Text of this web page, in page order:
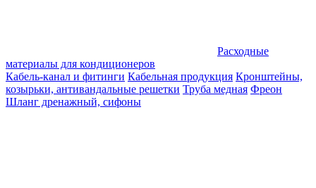
Расходные
материалы для кондиционеров
Кабель-канал и фитинги Кабельная продукция Кронштейны,
козырьки, антивандальные решетки Труба медная Фреон
Шланг дренажный, сифоны